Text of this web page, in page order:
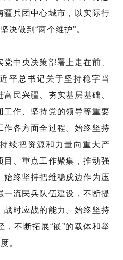
疆兵团中心城市，以实际行
决做到“两个维护”。
中央决策部署上走在前、
平总书记关于坚持稳字当
富 民兴疆、夯实基层基础、
工作、坚持党的领导等重要
作各方面全过程。始终坚持
续把资源和力量向重大产
目、重点工作聚集，推动强
始终坚持把维稳戍边作为压
一流民兵队伍建设，不断提
战时应战的能力。始终坚持
，不断拓展“嵌”的载体和举
。